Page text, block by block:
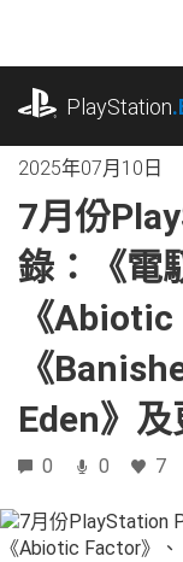
內
PlayStation
2025年07月10日
7月份
錄：《電
《
《
Eden》
0 0 7